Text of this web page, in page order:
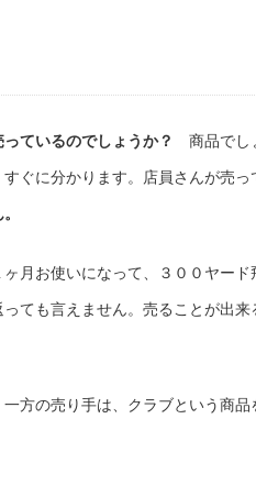
ているのでしょうか？ 商品でし
ぐに分かります。店員さんが売っ
月お使いになって、３００ヤード
ても言えません。売ることが出来
方の売り手は、クラブという商品